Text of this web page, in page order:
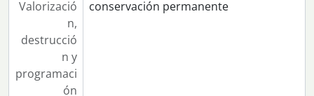
[Serie] 94 - Varios sindicalistas de CCOO de Banca
[Serie] 95 - Jornadas de la Secretaría de la Mujer de CCOO Dos Hermanas
[Serie] 96 - Exteriores de la Fábrica de la Cartuja, museo y asamblea de trabajadores
[Serie] 97 - Manifestación de trabajadores de Tabacalera
[Serie] 98 - Manifestación contra la Guerra de Irak
[Serie] 99 - Concentración de los trabajadores de sanidad ante la sede del Parlamento Andaluz
Valorizació
n,
destrucció
n y
programaci
ón
conservación permanente